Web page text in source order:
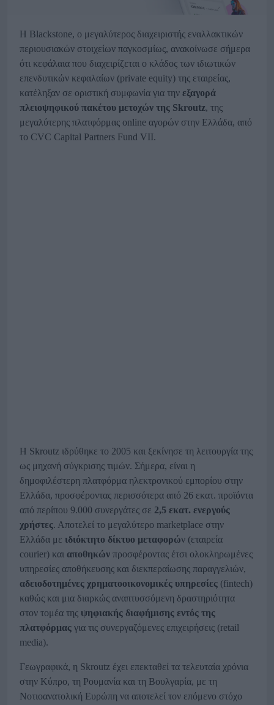
Η Blackstone, ο μεγαλύτερος διαχειριστής εναλλακτικών
περιουσιακών στοιχείων παγκοσμίως, ανακοίνωσε σήμερα
ότι κεφάλαια που διαχειρίζεται ο κλάδος των ιδιωτικών
επενδυτικών κεφαλαίων (private equity) της εταιρείας,
κατέληξαν σε οριστική συμφωνία για την εξαγορά
πλειοψηφικού πακέτου μετοχών της Skroutz, της
μεγαλύτερης πλατφόρμας online αγορών στην Ελλάδα, από
το CVC Capital Partners Fund VII.
H Skroutz ιδρύθηκε το 2005 και ξεκίνησε τη λειτουργία της
ως μηχανή σύγκρισης τιμών. Σήμερα, είναι η
δημοφιλέστερη πλατφόρμα ηλεκτρονικού εμπορίου στην
Ελλάδα, προσφέροντας περισσότερα από 26 εκατ. προϊόντα
από περίπου 9.000 συνεργάτες σε 2,5 εκατ. ενεργούς
χρήστες. Αποτελεί το μεγαλύτερο marketplace στην
Ελλάδα με ιδιόκτητο δίκτυο μεταφορών (εταιρεία
courier) και αποθηκών προσφέροντας έτσι ολοκληρωμένες
υπηρεσίες αποθήκευσης και διεκπεραίωσης παραγγελιών,
αδειοδοτημένες χρηματοοικονομικές υπηρεσίες (fintech)
καθώς και μια διαρκώς αναπτυσσόμενη δραστηριότητα
στον τομέα της ψηφιακής διαφήμισης εντός της
πλατφόρμας για τις συνεργαζόμενες επιχειρήσεις (retail
media).
Γεωγραφικά, η Skroutz έχει επεκταθεί τα τελευταία χρόνια
στην Κύπρο, τη Ρουμανία και τη Βουλγαρία, με τη
Νοτιοανατολική Ευρώπη να αποτελεί τον επόμενο στόχο